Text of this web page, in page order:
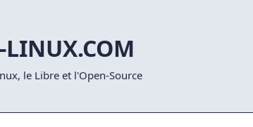
le Libre et l'Open-Source